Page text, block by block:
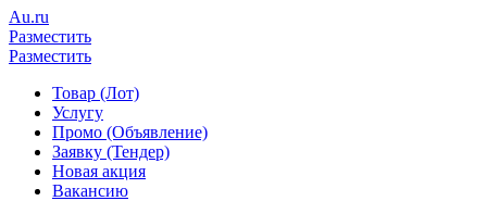
Au.ru
Разместить
Разместить
Товар (Лот)
Услугу
Промо (Объявление)
Заявку (Тендер)
Новая акция
Вакансию